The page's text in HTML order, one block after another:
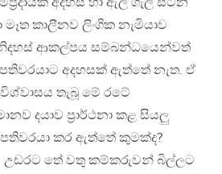
මෑත කාලීනව ලිංගික නැමියාව
ආකල්පය සම්බන්ධයෙන්වත්
අදහසක් ඇත්තේ නැත. ඒ
තැබූ මේ රටේ
දයාව ප්‍රාර්ථනා කළ සියලු
කර ඇත්තේ කුමක්ද?
උඩරට තේ වතු කම්කරුවන් බිල්ලට